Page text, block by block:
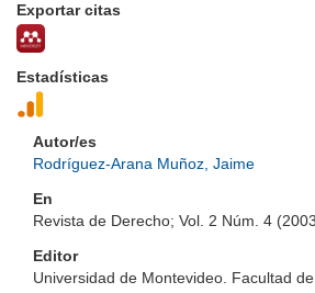
Exportar citas
Estadísticas
Autor/es
Rodríguez-Arana Muñoz, Jaime
En
Revista de Derecho; Vol. 2 Núm. 4
Editor
Universidad de Montevideo. Facultad